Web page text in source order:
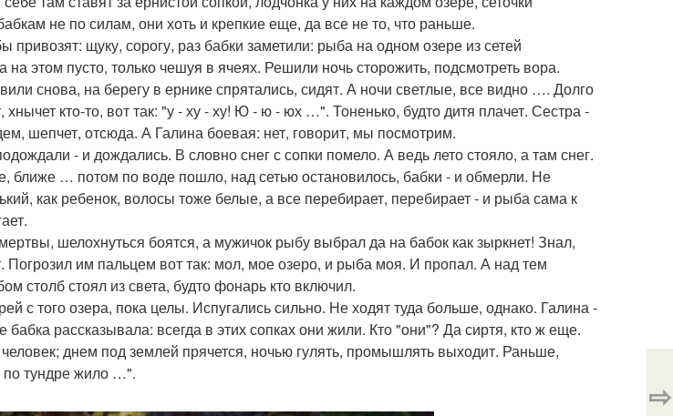
не по силам, они хоть и крепкие еще, да все не то, что раньше.
привозят: щуку, сорогу, раз бабки заметили: рыба на одном озере из сетей
на этом пусто, только чешуя в ячеях. Решили ночь сторожить, подсмотреть вора.
снова, на берегу в ернике спрятались, сидят. А ночи светлые, все видно …. Долго
кто-то, вот так: "у - ху - ху! Ю - ю - юх …". Тоненько, будто дитя плачет. Сестра -
шепчет, отсюда. А Галина боевая: нет, говорит, мы посмотрим.
- и дождались. В словно снег с сопки помело. А ведь лето стояло, а там снег.
ближе … потом по воде пошло, над сетью остановилось, бабки - и обмерли. Не
как ребенок, волосы тоже белые, а все перебирает, перебирает - и рыба сама к
шелохнуться боятся, а мужичок рыбу выбрал да на бабок как зыркнет! Знал,
Погрозил им пальцем вот так: мол, мое озеро, и рыба моя. И пропал. А над тем
столб стоял из света, будто фонарь кто включил.
с того озера, пока целы. Испугались сильно. Не ходят туда больше, однако. Галина -
рассказывала: всегда в этих сопках они жили. Кто "они"? Да сиртя, кто ж еще.
днем под землей прячется, ночью гулять, промышлять выходит. Раньше,
по тундре жило …".
⇨